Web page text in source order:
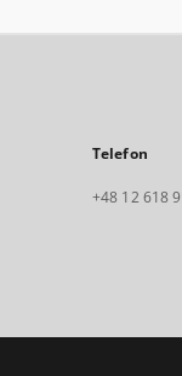
Telefon
+48 12 618